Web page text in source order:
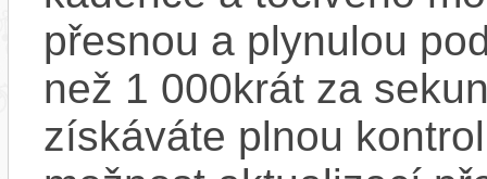
přesnou a plynulou
než 1 000krát za
získáváte plnou